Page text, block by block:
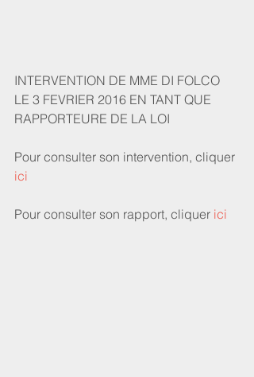
INTERVENTION DE MME DI FOLCO
LE 3 FEVRIER 2016 EN TANT QUE
RAPPORTEURE DE LA LOI
Pour consulter son intervention, cliquer
ici
Pour consulter son rapport, cliquer ici